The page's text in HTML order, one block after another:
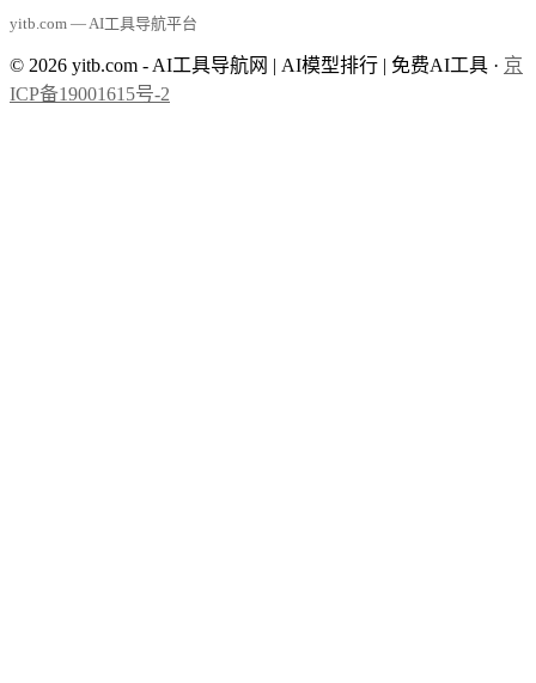
yitb.com — AI工具导航平台
© 2026 yitb.com - AI工具导航网 | AI模型排行 | 免费AI工具 · 京
ICP备19001615号-2